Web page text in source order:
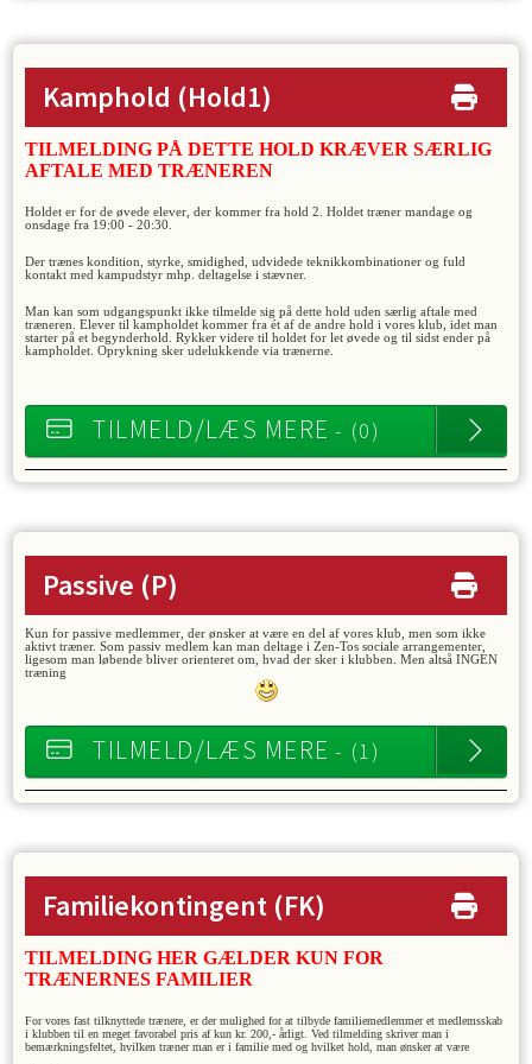
Kamphold (Hold1)
TILMELDING PÅ DETTE HOLD KRÆVER SÆRLIG
AFTALE MED TRÆNEREN
Holdet er for de øvede elever, der kommer fra hold 2. Holdet træner mandage og
onsdage fra 19:00 - 20:30.
Der trænes kondition, styrke, smidighed, udvidede teknikkombinationer og fuld
kontakt med kampudstyr mhp. deltagelse i stævner.
Man kan som udgangspunkt ikke tilmelde sig på dette hold uden særlig aftale med
træneren. Elever til kampholdet kommer fra ét af de andre hold i vores klub, idet man
starter på et begynderhold. Rykker videre til holdet for let øvede og til sidst ender på
kampholdet. Oprykning sker udelukkende via trænerne.
TILMELD/LÆS MERE - (0)
Passive (P)
Kun for passive medlemmer, der ønsker at være en del af vores klub, men som ikke
aktivt træner. Som passiv medlem kan man deltage i Zen-Tos sociale arrangementer,
ligesom man løbende bliver orienteret om, hvad der sker i klubben. Men altså INGEN
træning
TILMELD/LÆS MERE - (1)
Familiekontingent (FK)
TILMELDING HER GÆLDER KUN FOR
TRÆNERNES FAMILIER
For vores fast tilknyttede trænere, er der mulighed for at tilbyde familiemedlemmer et medlemsskab
i klubben til en meget favorabel pris af kun kr. 200,- årligt. Ved tilmelding skriver man i
bemærkningsfeltet, hvilken træner man er i familie med og hvilket hold, man ønsker at være